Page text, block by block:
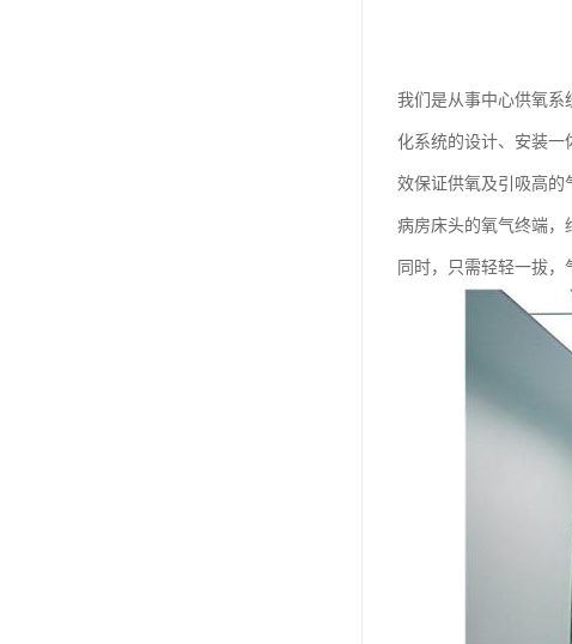
我们是从事中心供氧系
化系统的设计、安装一
效保证供氧及引吸高的
病房床头的氧气终端，
同时，只需轻轻一拔，